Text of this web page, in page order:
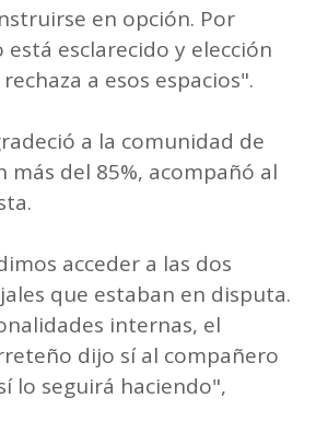
en opción. Por
esclarecido y elección
a esos espacios".
a la comunidad de
más del 85%, acompañó al
acceder a las dos
que estaban en disputa.
internas, el
dijo sí al compañero
lo seguirá haciendo",